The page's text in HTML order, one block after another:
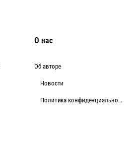
О нас
Об авторе
Новости
Политика конфиденциальности